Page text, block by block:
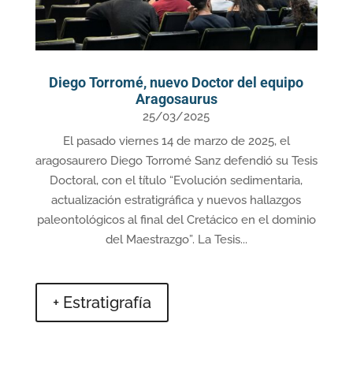
Diego Torromé, nuevo Doctor del equipo
Aragosaurus
25/03/2025
El pasado viernes 14 de marzo de 2025, el
aragosaurero Diego Torromé Sanz defendió su Tesis
Doctoral, con el título “Evolución sedimentaria,
actualización estratigráfica y nuevos hallazgos
paleontológicos al final del Cretácico en el dominio
del Maestrazgo”. La Tesis...
+ Estratigrafía